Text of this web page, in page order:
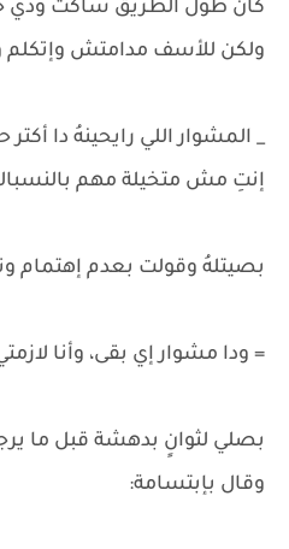
كان طول الطريق ساكت ودي
ولكن للأسف مدامتش وإتكلم
_ المشوار اللي رايحينهُ دا
إنتِ مش متخيلة مهم
بصيتلهُ وقولت بعدم إهتمام
= ودا مشوار إي بقى، وأنا
بصلي لثوانٍ بدهشة قبل ما
وقال بإبتسامة: